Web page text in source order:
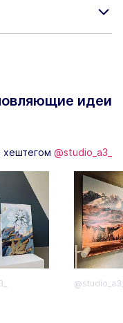
идеи
хештегом @studio_a3_